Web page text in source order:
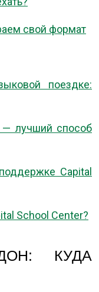
свой формат
поездке:
— лучший способ
Capital
School Center?
КУДА